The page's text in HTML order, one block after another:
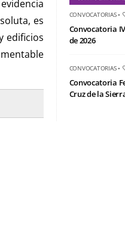
es
edificios
CONVOCATORIAS•
Convocatoria
de 2026
CONVOCATORIAS•
Convocatoria
Cruz de la